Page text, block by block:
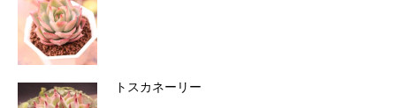
トスカネーリー